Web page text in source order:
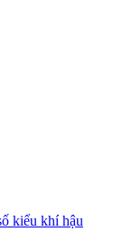
kiểu khí hậu